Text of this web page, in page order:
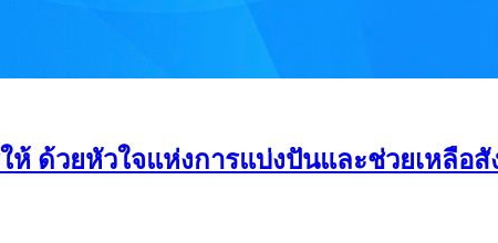
ด้วยหัวใจแห่งการแบ่งปันและช่วยเหลือสั